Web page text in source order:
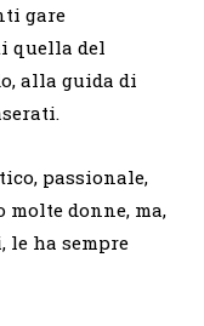
gare
quella del
alla guida di
passionale,
donne, ma,
le ha sempre